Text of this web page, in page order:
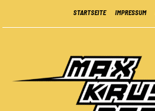
IMPRESSUM
STARTSEITE